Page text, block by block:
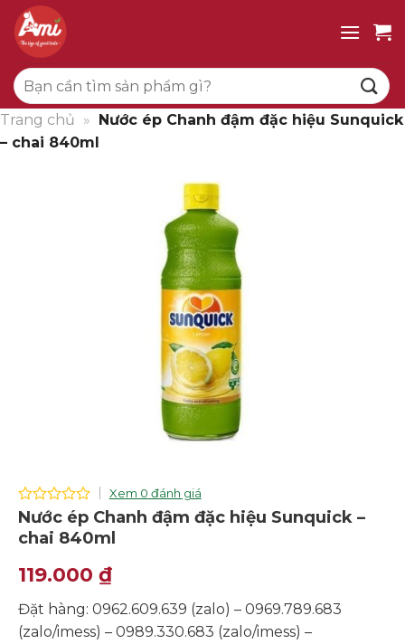
qua
dung
Tìm
kiếm:
Trang chủ » Nước ép Chanh đậm đặc hiệu Sunquick
– chai 840ml
0
out
of
Xem 0 đánh giá
Nước ép Chanh đậm đặc hiệu Sunquick –
chai 840ml
119.000 ₫
Đặt hàng: 0962.609.639 (zalo) – 0969.789.683
(zalo/imess) – 0989.330.683 (zalo/imess) –